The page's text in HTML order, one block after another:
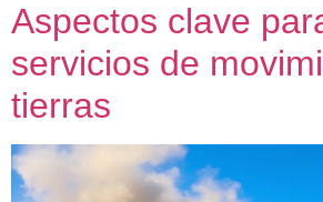
Aspectos clave
servicios de
tierras